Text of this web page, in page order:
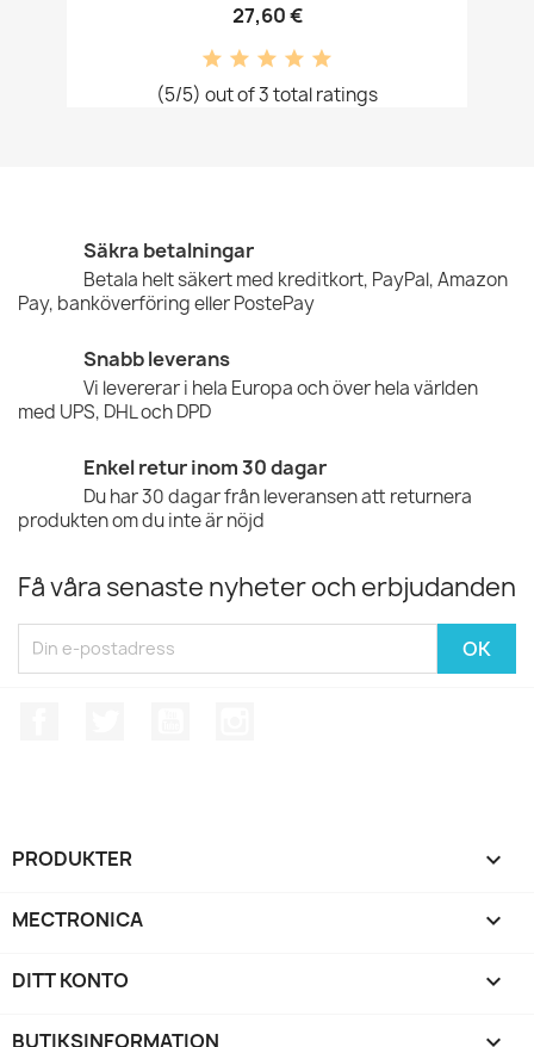
27,60 €
(5/5) out of 3 total ratings
Säkra betalningar
Betala helt säkert med kreditkort, PayPal, Amazon
Pay, banköverföring eller PostePay
Snabb leverans
Vi levererar i hela Europa och över hela världen
med UPS, DHL och DPD
Enkel retur inom 30 dagar
Du har 30 dagar från leveransen att returnera
produkten om du inte är nöjd
Få våra senaste nyheter och erbjudanden
PRODUKTER 
MECTRONICA 
DITT KONTO 
BUTIKSINFORMATION